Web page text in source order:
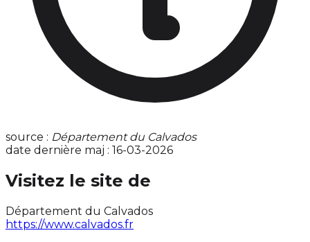
source : Département du Calvados
date dernière maj : 16-03-2026
Visitez le site de
Département du Calvados
https://www.calvados.fr